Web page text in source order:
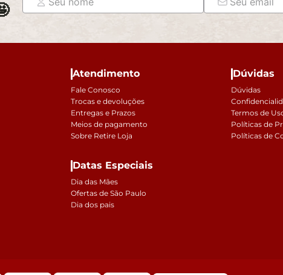
Atendimento
Fale Conosco
Trocas e devoluções
Entregas e Prazos
Meios de pagamento
Sobre Retire Loja
Dúvidas
Dúvidas
Termos de
Políticas de
Políticas de
Datas Especiais
Dia das Mães
Ofertas de São Paulo
Dia dos pais